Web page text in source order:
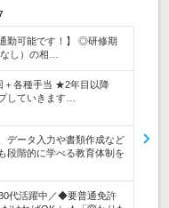
勤可能です！】 ◎研修期
し）の相…
＋各種手当 ★2年目以降
していきます…
データ入力や書類作成など
段階的に学べる教育体制を
代活躍中／◆要普通免許